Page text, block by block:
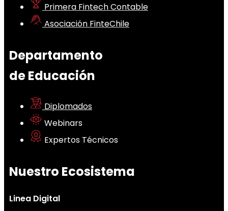
Primera Fintech Contable
Asociación FinteChile
Departamento
de Educación
Diplomados
Webinars
Expertos Técnicos
Nuestro Ecosistema
Linea Digital